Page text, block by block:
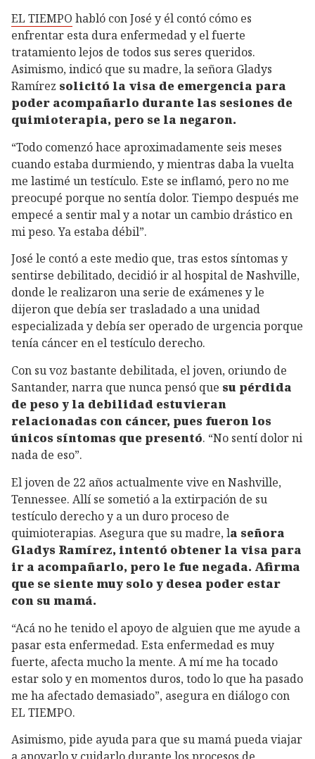
EL TIEMPO habló con José y él contó cómo es
enfrentar esta dura enfermedad y el fuerte
tratamiento lejos de todos sus seres queridos.
Asimismo, indicó que su madre, la señora Gladys
Ramírez solicitó la visa de emergencia para
poder acompañarlo durante las sesiones de
quimioterapia, pero se la negaron.
“Todo comenzó hace aproximadamente seis meses
cuando estaba durmiendo, y mientras daba la vuelta
me lastimé un testículo. Este se inflamó, pero no me
preocupé porque no sentía dolor. Tiempo después me
empecé a sentir mal y a notar un cambio drástico en
mi peso. Ya estaba débil”.
José le contó a este medio que, tras estos síntomas y
sentirse debilitado, decidió ir al hospital de Nashville,
donde le realizaron una serie de exámenes y le
dijeron que debía ser trasladado a una unidad
especializada y debía ser operado de urgencia porque
tenía cáncer en el testículo derecho.
Con su voz bastante debilitada, el joven, oriundo de
Santander, narra que nunca pensó que su pérdida
de peso y la debilidad estuvieran
relacionadas con cáncer, pues fueron los
únicos síntomas que presentó. “No sentí dolor ni
nada de eso”.
El joven de 22 años actualmente vive en Nashville,
Tennessee. Allí se sometió a la extirpación de su
testículo derecho y a un duro proceso de
quimioterapias. Asegura que su madre, la señora
Gladys Ramírez, intentó obtener la visa para
ir a acompañarlo, pero le fue negada. Afirma
que se siente muy solo y desea poder estar
con su mamá.
“Acá no he tenido el apoyo de alguien que me ayude a
pasar esta enfermedad. Esta enfermedad es muy
fuerte, afecta mucho la mente. A mí me ha tocado
estar solo y en momentos duros, todo lo que ha pasado
me ha afectado demasiado”, asegura en diálogo con
EL TIEMPO.
Asimismo, pide ayuda para que su mamá pueda viajar